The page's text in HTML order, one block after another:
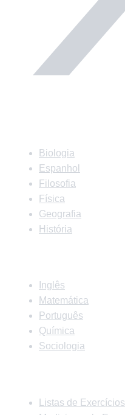
Biologia
Espanhol
Filosofia
Física
Geografia
História
Inglês
Matemática
Português
Química
Sociologia
Listas de Exercícios